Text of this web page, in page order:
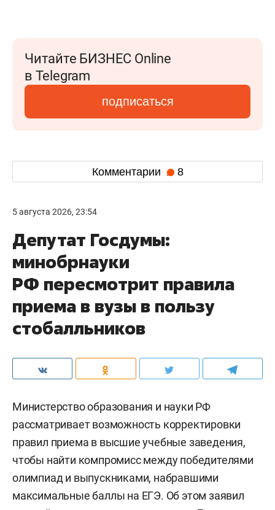
Читайте БИЗНЕС Online
в Telegram
подписаться
Комментарии 8
5 августа 2026, 23:54
Депутат Госдумы:
минобрнауки
РФ пересмотрит правила
приема в вузы в пользу
стобалльников
Министерство образования и науки РФ
рассматривает возможность корректировки
правил приема в высшие учебные заведения,
чтобы найти компромисс между победителями
олимпиад и выпускниками, набравшими
максимальные баллы на ЕГЭ. Об этом заявил